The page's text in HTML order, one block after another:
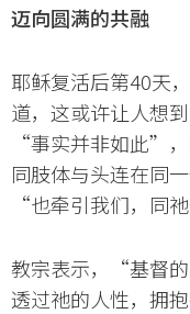
迈向圆满的共融
耶稣复活后第40天
道，这或许让人想
“事实并非如此”
同肢体与头连在同
“也牵引我们，同
教宗表示，“基督
透过祂的人性，拥